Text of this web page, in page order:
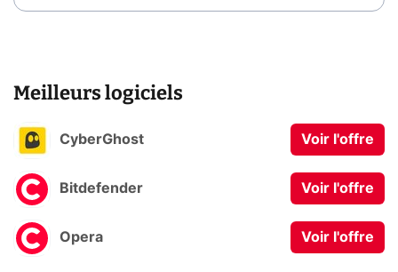
Meilleurs logiciels
CyberGhost Voir l'offre
Bitdefender Voir l'offre
Opera Voir l'offre